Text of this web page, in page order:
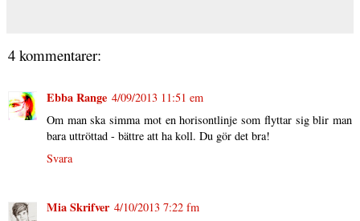
4 kommentarer:
Ebba Range 4/09/2013 11:51 em
Om man ska simma mot en horisontlinje som flyttar sig blir man
bara uttröttad - bättre att ha koll. Du gör det bra!
Svara
Mia Skrifver 4/10/2013 7:22 fm